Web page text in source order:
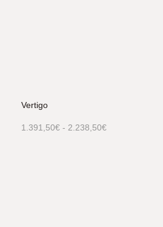
Vertigo
1.391,50€ - 2.238,50€